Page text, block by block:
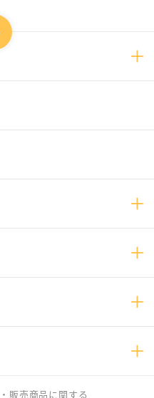
販売商品に関する